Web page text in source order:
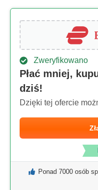
Zweryfikowano
Płać mniej,
dziś!
Dzięki tej ofercie
Ponad 7000 osób